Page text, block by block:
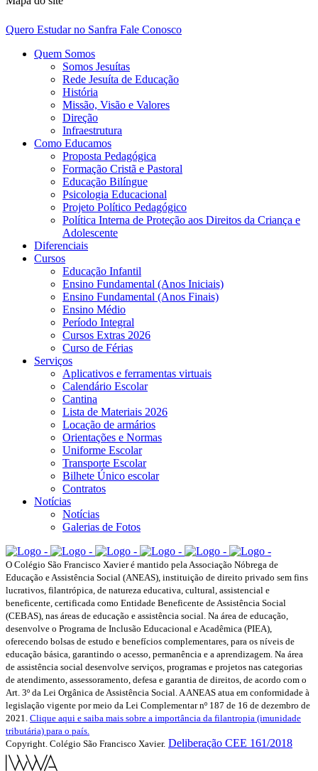
Quero Estudar no Sanfra Fale Conosco
Quem Somos
Somos Jesuítas
Rede Jesuíta de Educação
História
Missão, Visão e Valores
Direção
Infraestrutura
Como Educamos
Proposta Pedagógica
Formação Cristã e Pastoral
Educação Bilíngue
Psicologia Educacional
Projeto Político Pedagógico
Política Interna de Proteção aos Direitos da Criança e
Adolescente
Diferenciais
Cursos
Educação Infantil
Ensino Fundamental (Anos Iniciais)
Ensino Fundamental (Anos Finais)
Ensino Médio
Período Integral
Cursos Extras 2026
Curso de Férias
Serviços
Aplicativos e ferramentas virtuais
Calendário Escolar
Cantina
Lista de Materiais 2026
Locação de armários
Orientações e Normas
Uniforme Escolar
Transporte Escolar
Bilhete Único escolar
Contratos
Notícias
Notícias
Galerias de Fotos
O Colégio São Francisco Xavier é mantido pela Associação Nóbrega de
Educação e Assistência Social (ANEAS), instituição de direito privado sem fins
lucrativos, filantrópica, de natureza educativa, cultural, assistencial e
beneficente, certificada como Entidade Beneficente de Assistência Social
(CEBAS), nas áreas de educação e assistência social. Na área de educação,
desenvolve o Programa de Inclusão Educacional e Acadêmica (PIEA),
oferecendo bolsas de estudo e benefícios complementares, para os níveis de
educação básica, garantindo o acesso, permanência e a aprendizagem. Na área
de assistência social desenvolve serviços, programas e projetos nas categorias
de atendimento, assessoramento, defesa e garantia de direitos, de acordo com o
Art. 3º da Lei Orgânica de Assistência Social. A ANEAS atua em conformidade à
legislação vigente por meio da Lei Complementar nº 187 de 16 de dezembro de
2021. Clique aqui e saiba mais sobre a importância da filantropia (imunidade
tributária) para o país.
Copyright. Colégio São Francisco Xavier. Deliberação CEE 161/2018